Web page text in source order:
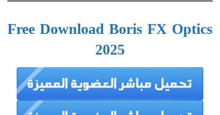
Free Download Boris FX Optics
2025